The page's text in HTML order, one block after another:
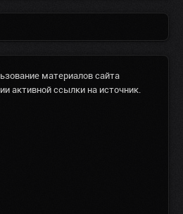
материалов сайта
активной ссылки на источник.